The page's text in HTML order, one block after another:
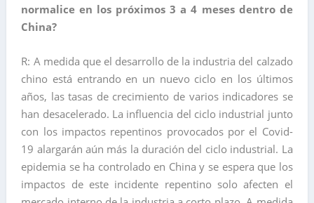
normalice en los próximos 3 a 4 meses dentro de
China?
R: A medida que el desarrollo de la industria del calzado
chino está entrando en un nuevo ciclo en los últimos
años, las tasas de crecimiento de varios indicadores se
han desacelerado. La influencia del ciclo industrial junto
con los impactos repentinos provocados por el Covid-
19 alargarán aún más la duración del ciclo industrial. La
epidemia se ha controlado en China y se espera que los
impactos de este incidente repentino solo afecten el